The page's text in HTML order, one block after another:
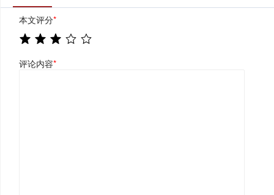
本文评分*
评论内容*